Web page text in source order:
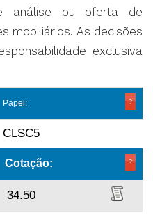
análise ou oferta de
mobiliários. As decisões
exclusiva
Papel:
CLSC5
Cotação:
34.50